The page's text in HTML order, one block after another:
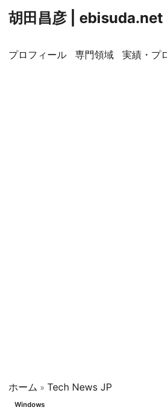
胡田昌彦 | ebisuda.net
プロフィール 専門領域 実績・プ
ホーム » Tech News JP
Windows